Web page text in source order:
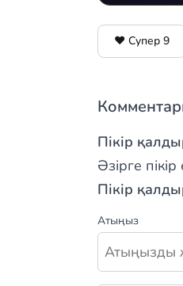
❤️ Супер 9
Пікір
Әзірге
Пікір
Атыңыз